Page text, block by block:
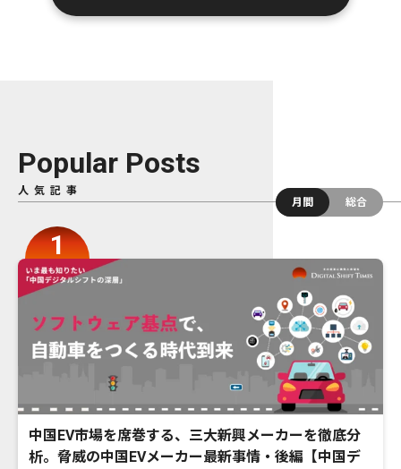
Popular Posts
人気記事
月間
総合
中国EV市場を席巻する、三大新興メーカーを徹底分
析。脅威の中国EVメーカー最新事情・後編【中国デ